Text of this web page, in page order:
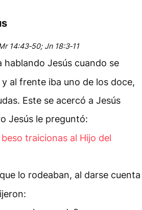
14:43‑50; Jn 18:3‑11
hablando Jesús cuando se
al frente iba uno de los doce,
Este se acercó a Jesús
Jesús le preguntó:
traicionas al Hijo del
lo rodeaban, al darse cuenta